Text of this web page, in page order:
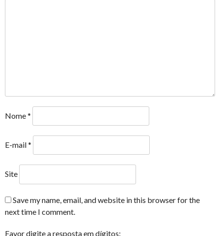
Nome*
E-mail*
Site
Save my name, email, and website in this browser for the
next time I comment.
Favor digite a resposta em dígitos: